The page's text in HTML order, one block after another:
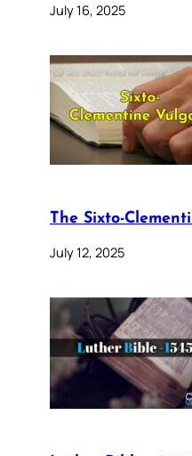
July 16, 2025
The Sixto-
July 12, 2025